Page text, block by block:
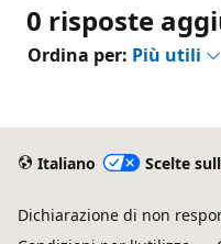
0 risposte
Ordina per: Più utili
Italiano Scelte
Dichiarazione di non